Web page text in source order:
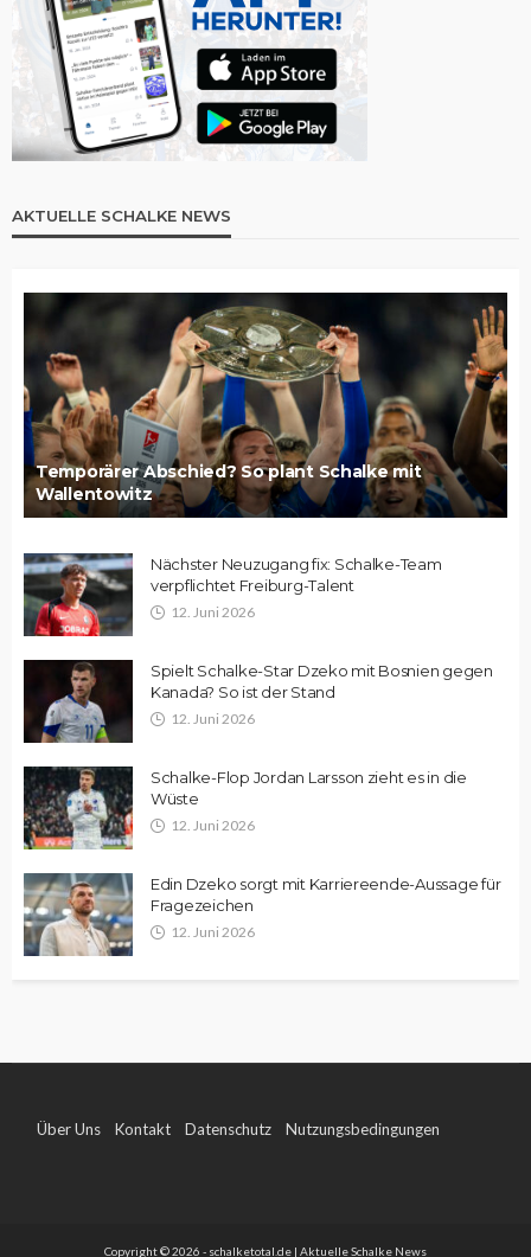
AKTUELLE SCHALKE NEWS
Temporärer Abschied? So plant Schalke mit
Wallentowitz
Nächster Neuzugang fix: Schalke-Team
verpflichtet Freiburg-Talent
12. Juni 2026
Spielt Schalke-Star Dzeko mit Bosnien gegen
Kanada? So ist der Stand
12. Juni 2026
Schalke-Flop Jordan Larsson zieht es in die
Wüste
12. Juni 2026
Edin Dzeko sorgt mit Karriereende-Aussage für
Fragezeichen
12. Juni 2026
Über Uns Kontakt Datenschutz Nutzungsbedingungen
Copyright © 2026 - schalketotal.de | Aktuelle Schalke News